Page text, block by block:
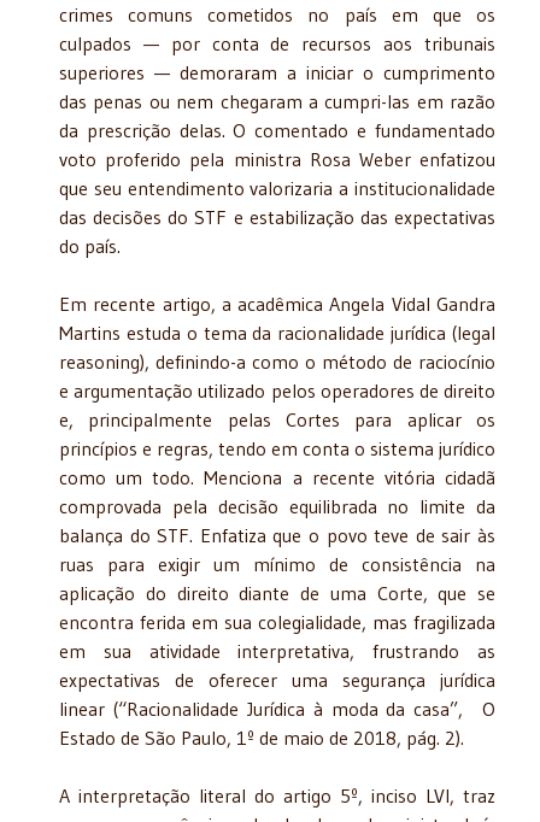
crimes comuns cometidos no país em que os
culpados — por conta de recursos aos tribunais
superiores — demoraram a iniciar o cumprimento
das penas ou nem chegaram a cumpri-las em razão
da prescrição delas. O comentado e fundamentado
voto proferido pela ministra Rosa Weber enfatizou
que seu entendimento valorizaria a institucionalidade
das decisões do STF e estabilização das expectativas
do país.
Em recente artigo, a acadêmica Angela Vidal Gandra
Martins estuda o tema da racionalidade jurídica (legal
reasoning), definindo-a como o método de raciocínio
e argumentação utilizado pelos operadores de direito
e, principalmente pelas Cortes para aplicar os
princípios e regras, tendo em conta o sistema jurídico
como um todo. Menciona a recente vitória cidadã
comprovada pela decisão equilibrada no limite da
balança do STF. Enfatiza que o povo teve de sair às
ruas para exigir um mínimo de consistência na
aplicação do direito diante de uma Corte, que se
encontra ferida em sua colegialidade, mas fragilizada
em sua atividade interpretativa, frustrando as
expectativas de oferecer uma segurança jurídica
linear (“Racionalidade Jurídica à moda da casa”, O
Estado de São Paulo, 1º de maio de 2018, pág. 2).
A interpretação literal do artigo 5º, inciso LVI, traz